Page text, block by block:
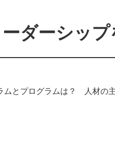
ダーシップ
とプログラムは？ 人材の